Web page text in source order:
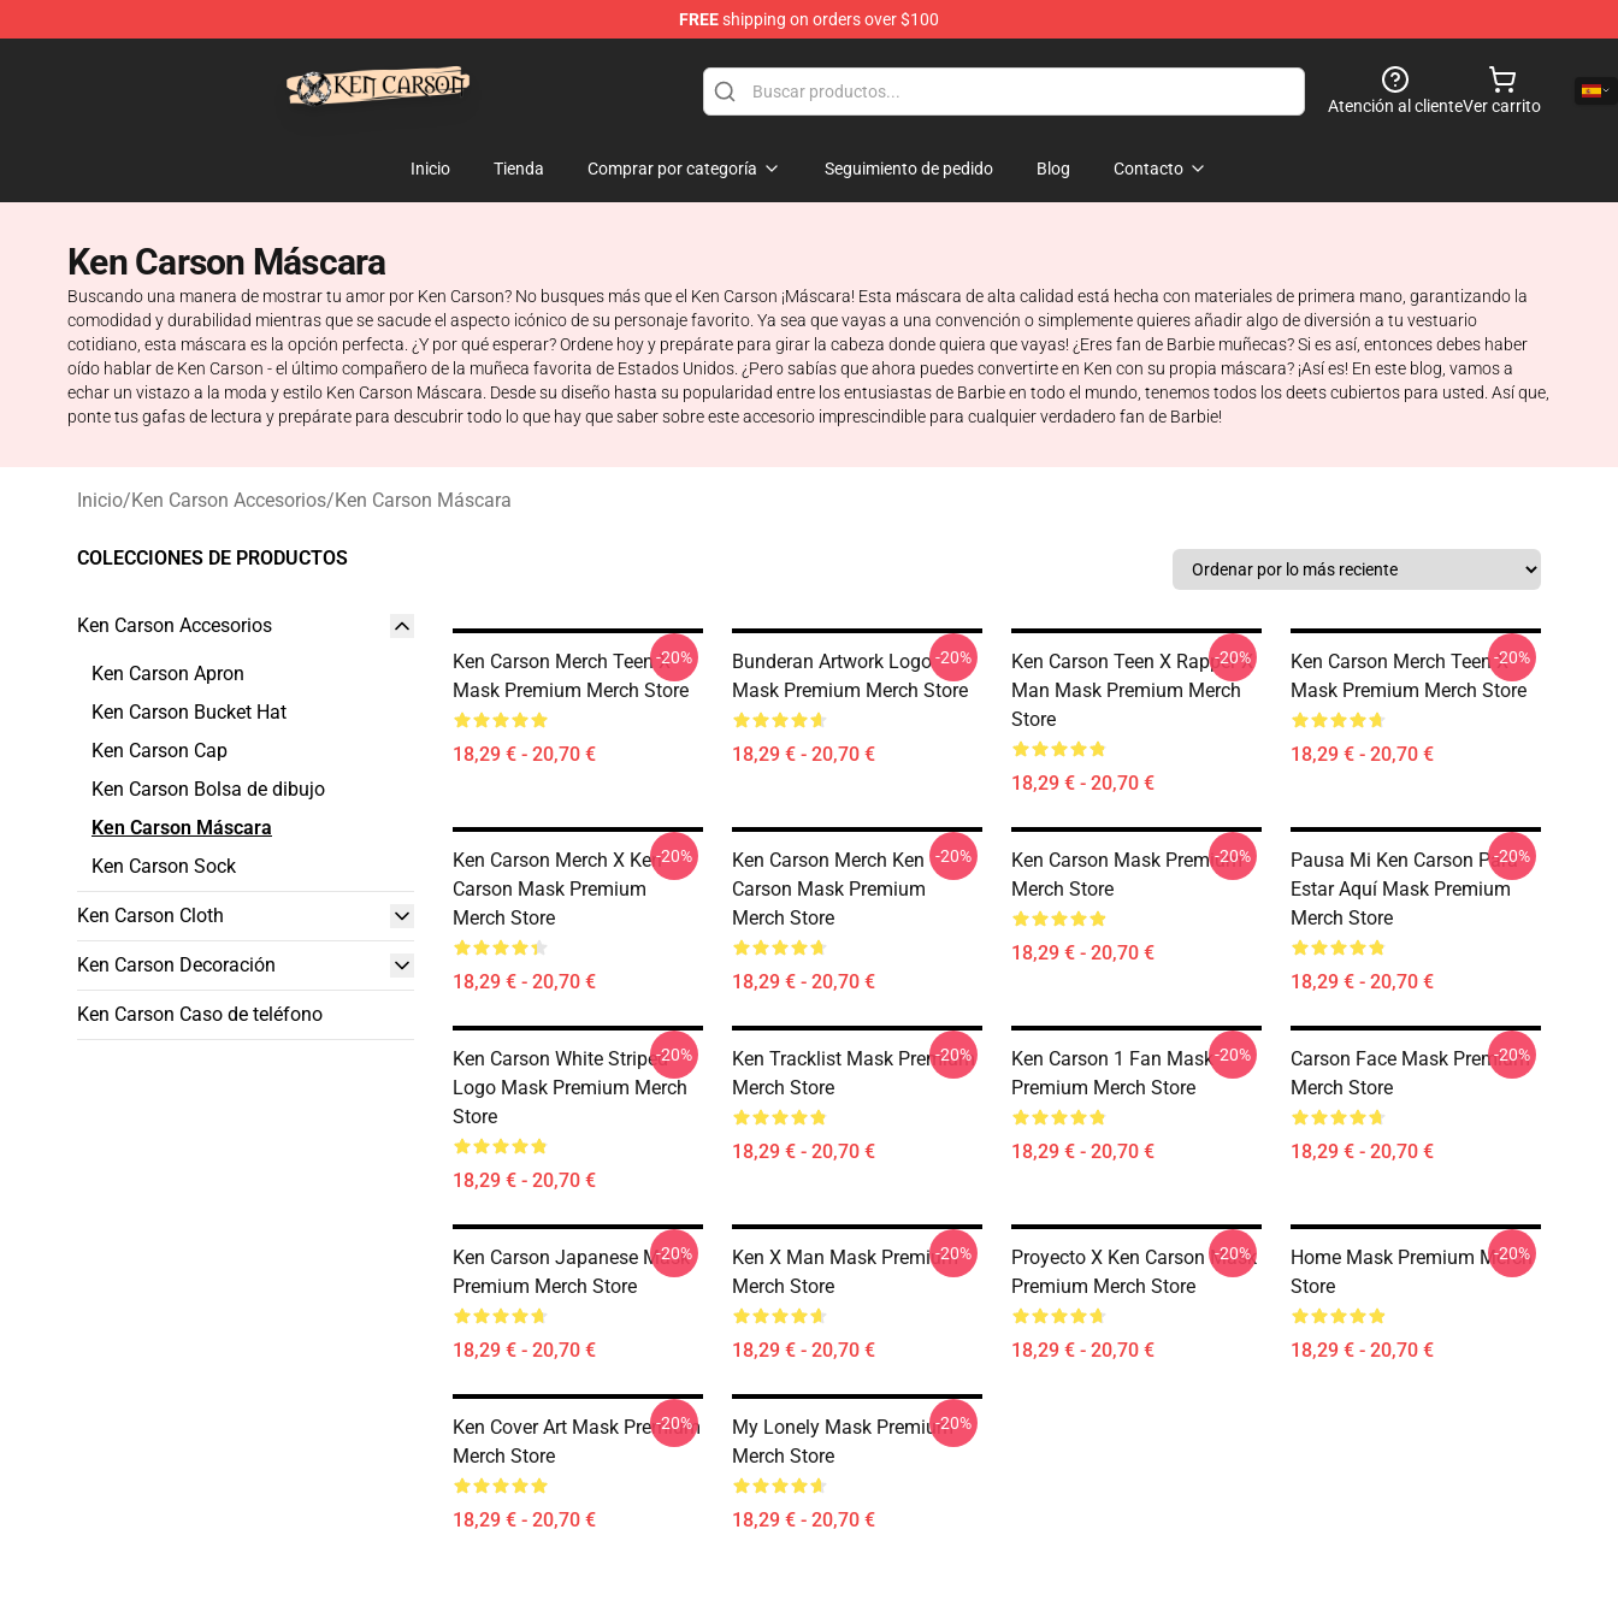
FREEshipping on orders over $100
Atención al clienteVer carrito
Inicio Tienda Comprar por categoría Seguimiento de pedido Blog Contacto
Ken Carson Máscara
Buscando una manera de mostrar tu amor por Ken Carson? No busques más que el Ken Carson ¡Máscara! Esta máscara de alta calidad está hecha con materiales de primera mano, garantizando la
comodidad y durabilidad mientras que se sacude el aspecto icónico de su personaje favorito. Ya sea que vayas a una convención o simplemente quieres añadir algo de diversión a tu vestuario
cotidiano, esta máscara es la opción perfecta. ¿Y por qué esperar? Ordene hoy y prepárate para girar la cabeza donde quiera que vayas! ¿Eres fan de Barbie muñecas? Si es así, entonces debes haber
oído hablar de Ken Carson - el último compañero de la muñeca favorita de Estados Unidos. ¿Pero sabías que ahora puedes convertirte en Ken con su propia máscara? ¡Así es! En este blog, vamos a
echar un vistazo a la moda y estilo Ken Carson Máscara. Desde su diseño hasta su popularidad entre los entusiastas de Barbie en todo el mundo, tenemos todos los deets cubiertos para usted. Así que,
ponte tus gafas de lectura y prepárate para descubrir todo lo que hay que saber sobre este accesorio imprescindible para cualquier verdadero fan de Barbie!
Inicio/Ken Carson Accesorios/Ken Carson Máscara
COLECCIONES DE PRODUCTOS
Ken Carson Accesorios
Ken Carson Apron
Ken Carson Bucket Hat
Ken Carson Cap
Ken Carson Bolsa de dibujo
Ken Carson Máscara
Ken Carson Sock
Ken Carson Cloth
Ken Carson Decoración
Ken Carson Caso de teléfono
Ken Carson Merch Teen X
Mask Premium Merch Store
18,29 € - 20,70 €
-20%
Bunderan Artwork Logo
Mask Premium Merch Store
18,29 € - 20,70 €
-20%
Ken Carson Teen X Rapper X
Man Mask Premium Merch
Store
18,29 € - 20,70 €
-20%
Ken Carson Merch Teen X
Mask Premium Merch Store
18,29 € - 20,70 €
-20%
Ken Carson Merch X Ken
Carson Mask Premium
Merch Store
18,29 € - 20,70 €
-20%
Ken Carson Merch Ken
Carson Mask Premium
Merch Store
18,29 € - 20,70 €
-20%
Ken Carson Mask Premium
Merch Store
18,29 € - 20,70 €
-20%
Pausa Mi Ken Carson Para
Estar Aquí Mask Premium
Merch Store
18,29 € - 20,70 €
-20%
Ken Carson White Striped
Logo Mask Premium Merch
Store
18,29 € - 20,70 €
-20%
Ken Tracklist Mask Premium
Merch Store
18,29 € - 20,70 €
-20%
Ken Carson 1 Fan Mask
Premium Merch Store
18,29 € - 20,70 €
-20%
Carson Face Mask Premium
Merch Store
18,29 € - 20,70 €
-20%
Ken Carson Japanese Mask
Premium Merch Store
18,29 € - 20,70 €
-20%
Ken X Man Mask Premium
Merch Store
18,29 € - 20,70 €
-20%
Proyecto X Ken Carson Mask
Premium Merch Store
18,29 € - 20,70 €
-20%
Home Mask Premium Merch
Store
18,29 € - 20,70 €
-20%
Ken Cover Art Mask Premium
Merch Store
18,29 € - 20,70 €
-20%
My Lonely Mask Premium
Merch Store
18,29 € - 20,70 €
-20%